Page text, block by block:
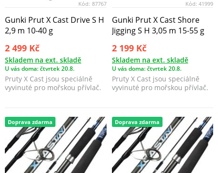
Kód: 87767
Gunki Prut X Cast Drive S H
2,9 m 10-40 g
2 499 Kč
Skladem na ext. skladě
U vás doma: čtvrtek 20.8.
Pruty X Cast jsou speciálně
vyvinuté pro mořskou přívlač.
Kód: 41999
Gunki Prut X Cast Shore
Jigging S H 3,05 m 15-55 g
2 199 Kč
Skladem na ext. skladě
U vás doma: čtvrtek 20.8.
Pruty X Cast jsou speciálně
vyvinuté pro mořskou přívlač.
Doprava zdarma Doprava zdarma